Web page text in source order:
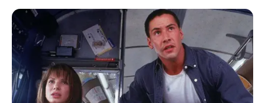
Filmowe premiery tygodnia 21.02-
27.02: „Belfast”, „Wikingowie”,
„Obsesja Eve”, „Mój dług” i inne